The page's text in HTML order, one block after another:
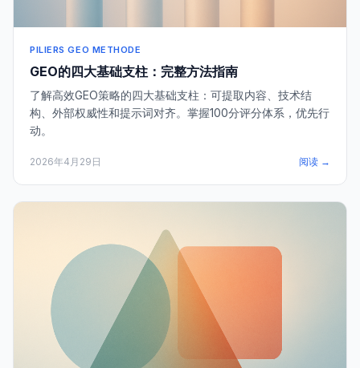
PILIERS GEO METHODE
GEO的四大基础支柱：完整方法指南
了解高效GEO策略的四大基础支柱：可提取内容、技术结
构、外部权威性和提示词对齐。掌握100分评分体系，优先行
动。
2026年4月29日 阅读 →